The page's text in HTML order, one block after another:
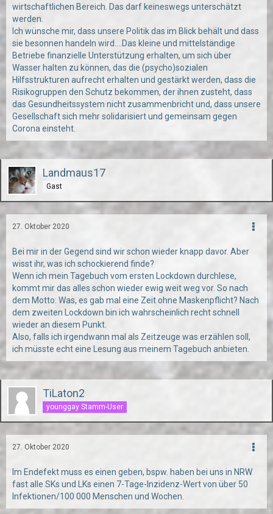
wirtschaftlichen Bereich. Das darf keineswegs unterschätzt
werden.
Ich wünsche mir, dass unsere Politik das im Blick behält und dass
sie besonnen handeln wird....Das kleine und mittelständige
Betriebe finanzielle Unterstützung erhalten, um sich über
Wasser halten zu können, das die (psycho)sozialen
Hilfsstrukturen aufrecht erhalten und gestärkt werden, dass die
Risikogruppen den Schutz bekommen, der ihnen zusteht, dass
das Gesundheitssystem nicht zusammenbricht und, dass unsere
Gesellschaft sich mehr solidarisiert und gemeinsam gegen
Corona einsteht.
Landmaus17
Gast
27. Oktober 2020
Bei mir in der Gegend sind wir schon wieder knapp davor. Aber
wisst ihr, was ich schockierend finde?
Wenn ich mein Tagebuch vom ersten Lockdown durchlese,
kommt mir das alles schon wieder ewig weit weg vor. So nach
dem Motto: Was, es gab mal eine Zeit ohne Maskenpflicht? Nach
dem zweiten Lockdown bin ich wahrscheinlich recht schnell
wieder an diesem Punkt.
Also, falls ich irgendwann mal als Zeitzeuge was erzählen soll,
ich müsste echt eine Lesung aus meinem Tagebuch anbieten.
TiLaton2
younggay Stamm-User
27. Oktober 2020
Im Endefekt muss es einen geben, bspw. haben bei uns in NRW
fast alle SKs und LKs einen 7-Tage-Inzidenz-Wert von über 50
Infektionen/100 000 Menschen und Wochen.